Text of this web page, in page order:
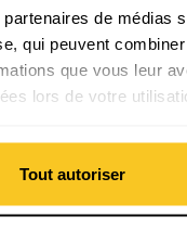
de médias
qui peuvent
que vous leur
lors de votre
Tout autoriser
Vêtements, Office